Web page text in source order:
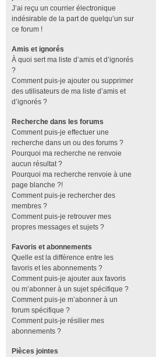
J’ai reçu un courrier électronique
indésirable de la part de quelqu’un sur
ce forum !
Amis et ignorés
À quoi sert ma liste d’amis et d’ignorés
?
Comment puis-je ajouter ou supprimer
des utilisateurs de ma liste d’amis et
d’ignorés ?
Recherche dans les forums
Comment puis-je effectuer une
recherche dans un ou des forums ?
Pourquoi ma recherche ne renvoie
aucun résultat ?
Pourquoi ma recherche renvoie à une
page blanche ?!
Comment puis-je rechercher des
membres ?
Comment puis-je retrouver mes
propres messages et sujets ?
Favoris et abonnements
Quelle est la différence entre les
favoris et les abonnements ?
Comment puis-je ajouter aux favoris
ou m’abonner à un sujet spécifique ?
Comment puis-je m’abonner à un
forum spécifique ?
Comment puis-je résilier mes
abonnements ?
Pièces jointes